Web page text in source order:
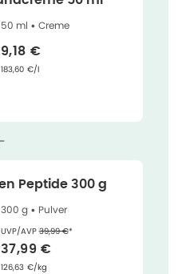
50 ml • Creme
Verkaufspreis
9,18 €
Grundpreis
183,60 €/l
Peptide 300 g
300 g • Pulver
UVP/AVPEhemaliger Preis (U V P)
39,99 €*
Verkaufspreis
37,99 €
Grundpreis:
126,63 €/kg